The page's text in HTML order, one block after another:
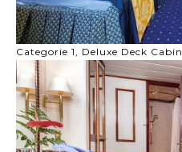
Categorie 1, Deluxe Deck Cabin